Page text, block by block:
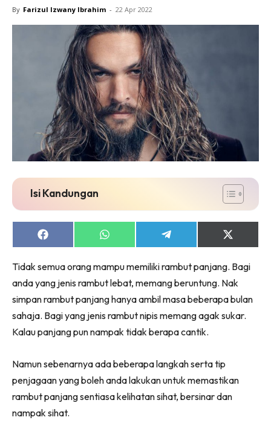
By Farizul Izwany Ibrahim - 22 Apr 2022
Isi Kandungan
Share
on
Share
on
Share
on
Share
on
(Twitter)
Tidak semua orang mampu memiliki rambut panjang. Bagi
anda yang jenis rambut lebat, memang beruntung. Nak
simpan rambut panjang hanya ambil masa beberapa bulan
sahaja. Bagi yang jenis rambut nipis memang agak sukar.
Kalau panjang pun nampak tidak berapa cantik.
Namun sebenarnya ada beberapa langkah serta tip
penjagaan yang boleh anda lakukan untuk memastikan
rambut panjang sentiasa kelihatan sihat, bersinar dan
nampak sihat.